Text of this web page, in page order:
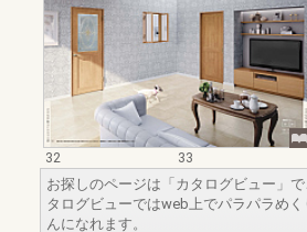
32
33
お探しのページは「カタログビュー」
タログビューではweb上でパラパラめ
んになれます。